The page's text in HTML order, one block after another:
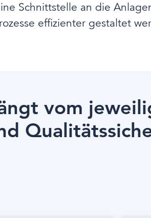
Schnittstelle an die
effizienter gestaltet
vom